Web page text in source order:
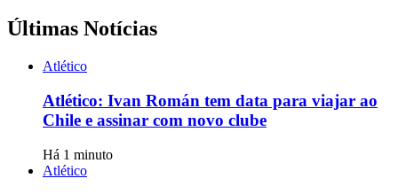
Últimas Notícias
Atlético
Atlético: Ivan Román tem data para viajar ao
Chile e assinar com novo clube
Há 1 minuto
Atlético